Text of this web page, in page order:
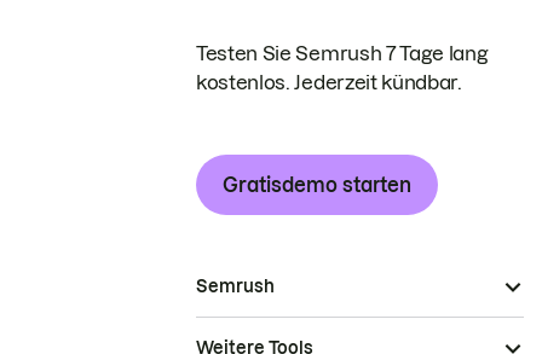
Testen Sie Semrush 7 Tage lang
kostenlos. Jederzeit kündbar.
Gratisdemo starten
Semrush
Weitere Tools